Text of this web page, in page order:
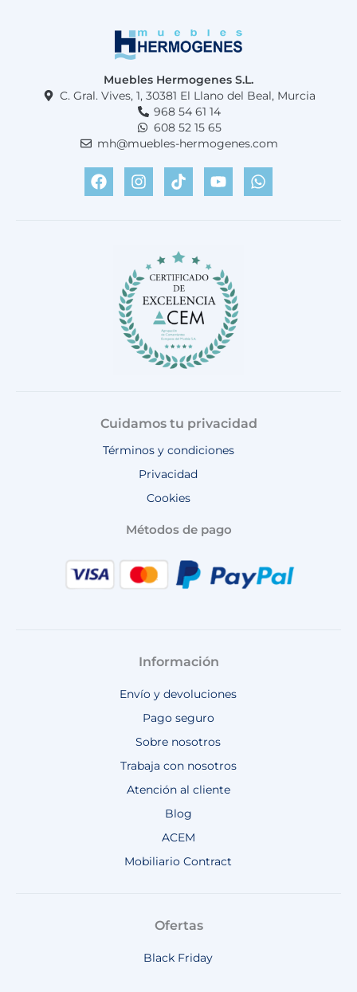
Muebles Hermogenes S.L.
C. Gral. Vives, 1, 30381 El Llano del Beal, Murcia
968 54 61 14
608 52 15 65
mh@muebles-hermogenes.com
F
a
c
I
n
s
a
m
T
i
k
Y
o
u
W
h
a
Cuidamos tu privacidad
Términos y condiciones
Privacidad
Cookies
Métodos de pago
Información
Envío y devoluciones
Pago seguro
Sobre nosotros
Trabaja con nosotros
Atención al cliente
Blog
ACEM
Mobiliario Contract
Ofertas
Black Friday